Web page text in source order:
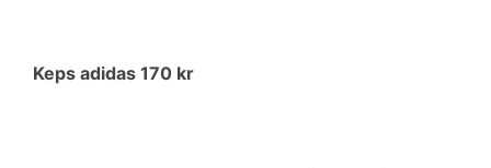
Keps adidas 170 kr